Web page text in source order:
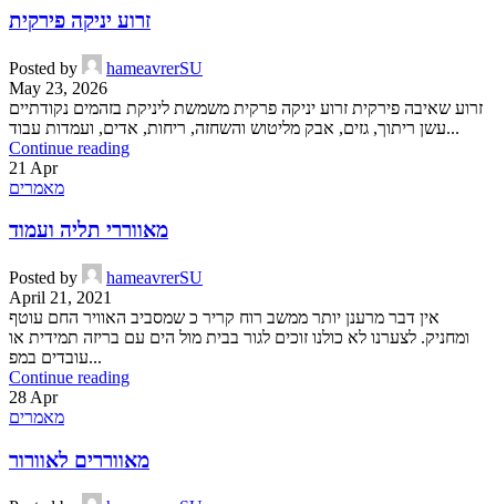
זרוע יניקה פירקית
Posted by
hameavrerSU
May 23, 2026
זרוע שאיבה פירקית זרוע יניקה פרקית משמשת ליניקת בזהמים נקודתיים
עשן ריתוך, גזים, אבק מליטוש והשחזה, ריחות, אדים, ועמדות עבוד...
Continue reading
21 Apr
מאמרים
מאווררי תליה ועמוד
Posted by
hameavrerSU
April 21, 2021
אין דבר מרענן יותר ממשב רוח קריר כ שמסביב האוויר החם עוטף
ומחניק. לצערנו לא כולנו זוכים לגור בבית מול הים עם בריזה תמידית או
עובדים במפ...
Continue reading
28 Apr
מאמרים
מאווררים לאוורור